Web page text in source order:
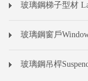
玻璃鋼梯子型材
玻璃鋼窗戶
玻璃鋼吊桿